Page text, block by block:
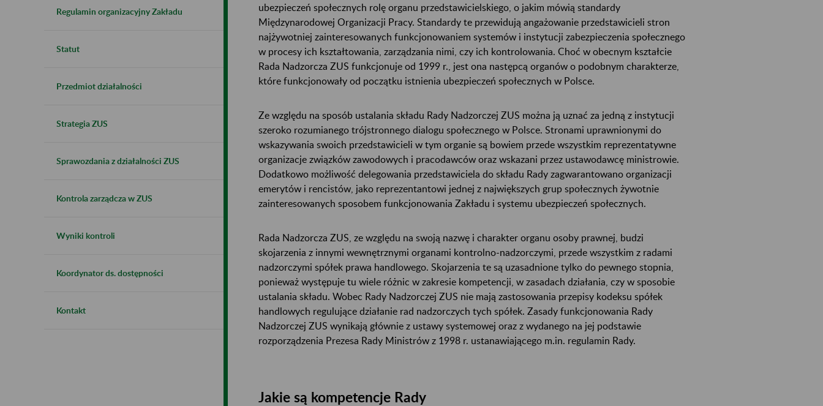
Regulamin organizacyjny Zakładu
Statut
Przedmiot działalności
Strategia ZUS
Sprawozdania z działalności ZUS
Kontrola zarządcza w ZUS
Wyniki kontroli
Koordynator ds. dostępności
Kontakt
ubezpieczeń społecznych rolę organu przedstawicielskiego, o jakim mówią standardy
Międzynarodowej Organizacji Pracy. Standardy te przewidują angażowanie przedstawicieli stron
najżywotniej zainteresowanych funkcjonowaniem systemów i instytucji zabezpieczenia społecznego
w procesy ich kształtowania, zarządzania nimi, czy ich kontrolowania. Choć w obecnym kształcie
Rada Nadzorcza ZUS funkcjonuje od 1999 r., jest ona następcą organów o podobnym charakterze,
które funkcjonowały od początku istnienia ubezpieczeń społecznych w Polsce.
Ze względu na sposób ustalania składu Rady Nadzorczej ZUS można ją uznać za jedną z instytucji
szeroko rozumianego trójstronnego dialogu społecznego w Polsce. Stronami uprawnionymi do
wskazywania swoich przedstawicieli w tym organie są bowiem przede wszystkim reprezentatywne
organizacje związków zawodowych i pracodawców oraz wskazani przez ustawodawcę ministrowie.
Dodatkowo możliwość delegowania przedstawiciela do składu Rady zagwarantowano organizacji
emerytów i rencistów, jako reprezentantowi jednej z największych grup społecznych żywotnie
zainteresowanych sposobem funkcjonowania Zakładu i systemu ubezpieczeń społecznych.
Rada Nadzorcza ZUS, ze względu na swoją nazwę i charakter organu osoby prawnej, budzi
skojarzenia z innymi wewnętrznymi organami kontrolno-nadzorczymi, przede wszystkim z radami
nadzorczymi spółek prawa handlowego. Skojarzenia te są uzasadnione tylko do pewnego stopnia,
ponieważ występuje tu wiele różnic w zakresie kompetencji, w zasadach działania, czy w sposobie
ustalania składu. Wobec Rady Nadzorczej ZUS nie mają zastosowania przepisy kodeksu spółek
handlowych regulujące działanie rad nadzorczych tych spółek. Zasady funkcjonowania Rady
Nadzorczej ZUS wynikają głównie z ustawy systemowej oraz z wydanego na jej podstawie
rozporządzenia Prezesa Rady Ministrów z 1998 r. ustanawiającego m.in. regulamin Rady.
Jakie są kompetencje Rady